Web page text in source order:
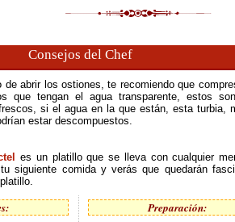
Consejos del Chef
de abrir los ostiones, te recomiendo que
que tengan el agua transparente, estos
si el agua en la que están, esta turbia,
estar descompuestos.
es un platillo que se lleva con cualquier
siguiente comida y verás que quedarán
Preparación: